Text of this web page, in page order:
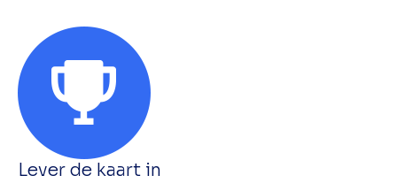
Lever de kaart in